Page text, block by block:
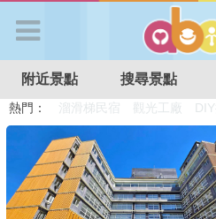
APP登入
首 頁
搜尋景點
附近景點 搜尋景點
熱門： 溜滑梯民宿 觀光工廠 DIY
特色遊戲場
親子住房優惠 台北親子